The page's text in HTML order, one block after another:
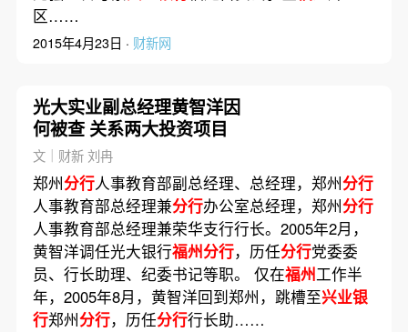
区……
2015年4月23日 · 财新网
光大实业副总经理黄智洋因
何被查 关系两大投资项目
文｜财新 刘冉
郑州分行人事教育部副总经理、总经理，郑州分行
人事教育部总经理兼分行办公室总经理，郑州分行
人事教育部总经理兼荣华支行行长。2005年2月，
黄智洋调任光大银行福州分行，历任分行党委委
员、行长助理、纪委书记等职。 仅在福州工作半
年，2005年8月，黄智洋回到郑州，跳槽至兴业银
行郑州分行，历任分行行长助……